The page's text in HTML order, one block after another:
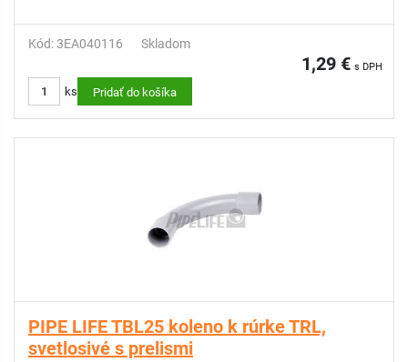
Kód: 3EA040116 Skladom
1,29 € s DPH
ks Pridať do košíka
PIPE LIFE TBL25 koleno k rúrke TRL,
svetlosivé s prelismi